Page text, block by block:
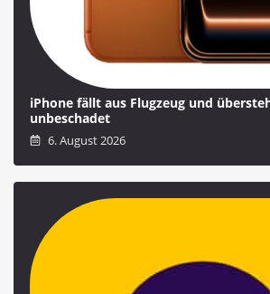
iPhone fällt aus Flugzeug und
unbeschadet
6. August 2026